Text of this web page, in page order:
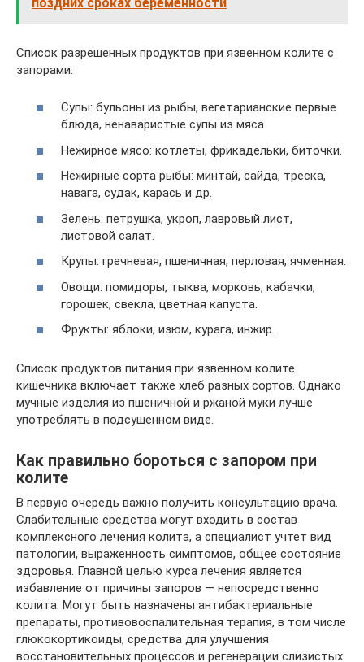
Список разрешенных продуктов при язвенном колите с
запорами:
Супы: бульоны из рыбы, вегетарианские первые
блюда, ненаваристые супы из мяса.
Нежирное мясо: котлеты, фрикадельки, биточки.
Нежирные сорта рыбы: минтай, сайда, треска,
навага, судак, карась и др.
Зелень: петрушка, укроп, лавровый лист,
листовой салат.
Крупы: гречневая, пшеничная, перловая, ячменная.
Овощи: помидоры, тыква, морковь, кабачки,
горошек, свекла, цветная капуста.
Фрукты: яблоки, изюм, курага, инжир.
Список продуктов питания при язвенном колите
кишечника включает также хлеб разных сортов. Однако
мучные изделия из пшеничной и ржаной муки лучше
употреблять в подсушенном виде.
Как правильно бороться с запором при
колите
В первую очередь важно получить консультацию врача.
Слабительные средства могут входить в состав
комплексного лечения колита, а специалист учтет вид
патологии, выраженность симптомов, общее состояние
здоровья. Главной целью курса лечения является
избавление от причины запоров — непосредственно
колита. Могут быть назначены антибактериальные
препараты, противовоспалительная терапия, в том числе
глюкокортикоиды, средства для улучшения
восстановительных процессов и регенерации слизистых.